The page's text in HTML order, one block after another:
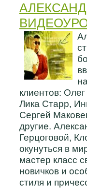
клиентов:
Лика Старр,
Сергей
другие.
Герцоговой,
окунуться в
мастер класс
новичков и
стиля и